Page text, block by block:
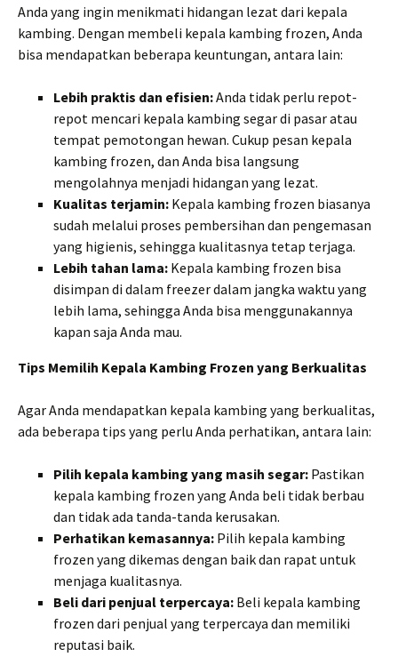
Anda yang ingin menikmati hidangan lezat dari kepala
kambing. Dengan membeli kepala kambing frozen, Anda
bisa mendapatkan beberapa keuntungan, antara lain:
Lebih praktis dan efisien:Anda tidak perlu repot-
repot mencari kepala kambing segar di pasar atau
tempat pemotongan hewan. Cukup pesan kepala
kambing frozen, dan Anda bisa langsung
mengolahnya menjadi hidangan yang lezat.
Kualitas terjamin: Kepala kambing frozen biasanya
sudah melalui proses pembersihan dan pengemasan
yang higienis, sehingga kualitasnya tetap terjaga.
Lebih tahan lama: Kepala kambing frozen bisa
disimpan di dalam freezer dalam jangka waktu yang
lebih lama, sehingga Anda bisa menggunakannya
kapan saja Anda mau.
Tips Memilih Kepala Kambing Frozen yang Berkualitas
Agar Anda mendapatkan kepala kambing yang berkualitas,
ada beberapa tips yang perlu Anda perhatikan, antara lain:
Pilih kepala kambing yang masih segar: Pastikan
kepala kambing frozen yang Anda beli tidak berbau
dan tidak ada tanda-tanda kerusakan.
Perhatikan kemasannya: Pilih kepala kambing
frozen yang dikemas dengan baik dan rapat untuk
menjaga kualitasnya.
Beli dari penjual terpercaya: Beli kepala kambing
frozen dari penjual yang terpercaya dan memiliki
reputasi baik.